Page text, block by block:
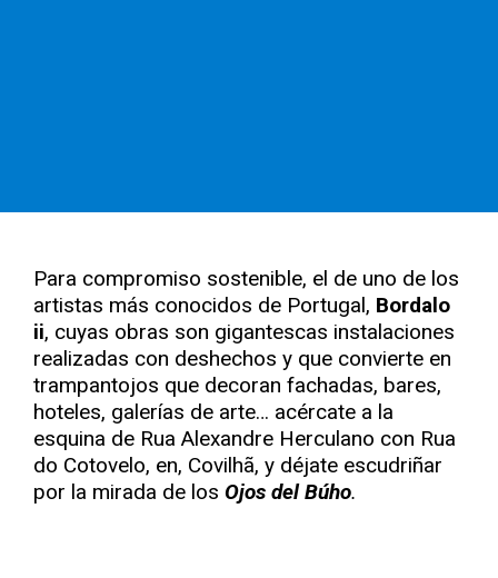
Para compromiso sostenible, el de uno de los
artistas más conocidos de Portugal, Bordalo
ii, cuyas obras son gigantescas instalaciones
realizadas con deshechos y que convierte en
trampantojos que decoran fachadas, bares,
hoteles, galerías de arte… acércate a la
esquina de Rua Alexandre Herculano con Rua
do Cotovelo, en, Covilhã, y déjate escudriñar
por la mirada de los Ojos del Búho.